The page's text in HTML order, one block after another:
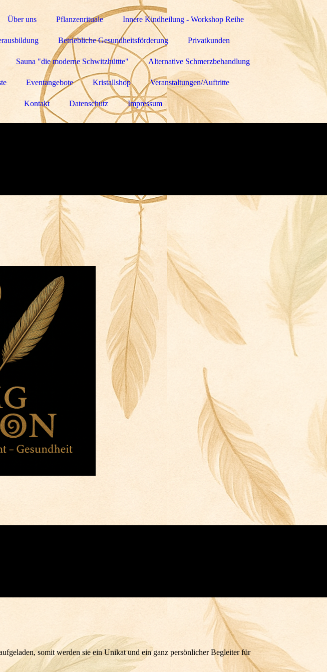
Über uns Pflanzenrituale Innere Kindheilung - Workshop Reihe
Betriebliche Gesundheitsförderung Privatkunden
Sauna "die moderne Schwitzhüttte" Alternative Schmerzbehandlung
Eventangebote Kristallshop Veranstaltungen/Auftritte
Kontakt Datenschutz Impressum
somit werden sie ein Unikat und ein ganz persönlicher Begleiter für